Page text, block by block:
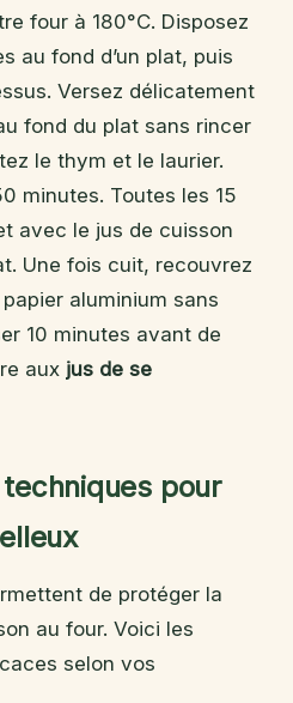
four à 180°C. Disposez
au fond d’un plat, puis
Versez délicatement
fond du plat sans rincer
le thym et le laurier.
minutes. Toutes les 15
avec le jus de cuisson
Une fois cuit, recouvrez
aluminium sans
10 minutes avant de
aux jus de se
pour
de protéger la
au four. Voici les
selon vos